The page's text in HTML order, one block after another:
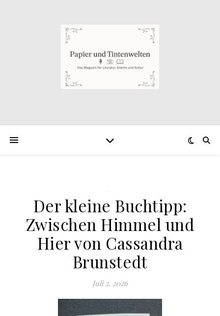
.
Der kleine Buchtipp:
Zwischen Himmel und
Hier von Cassandra
Brunstedt
Juli 2, 2026